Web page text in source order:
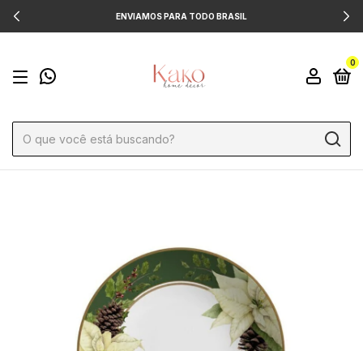
ENVIAMOS PARA TODO BRASIL
0